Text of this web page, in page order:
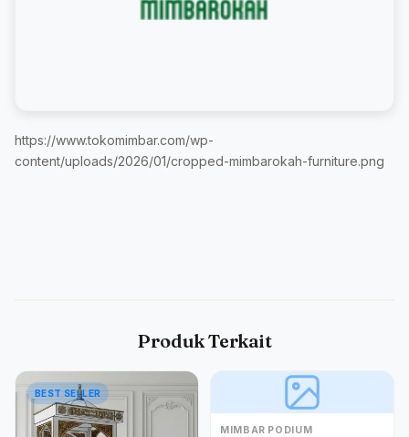
https://www.tokomimbar.com/wp-
content/uploads/2026/01/cropped-mimbarokah-furniture.png
Produk Terkait
BEST SELLER
MIMBAR PODIUM